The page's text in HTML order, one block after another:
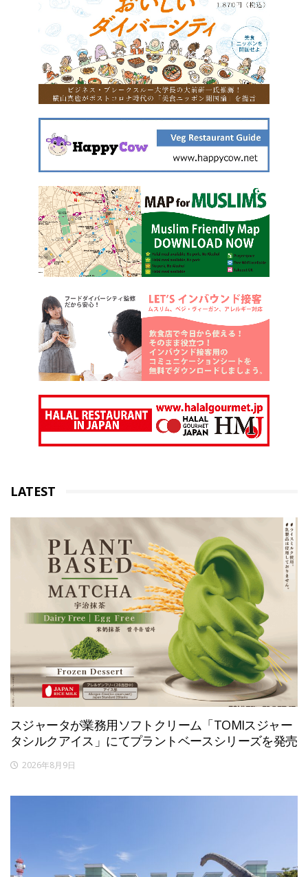
LATEST
スジャータが業務用ソフトクリーム「TOMIスジャー
タシルクアイス」にてプラントベースシリーズを発売
2026年8月9日